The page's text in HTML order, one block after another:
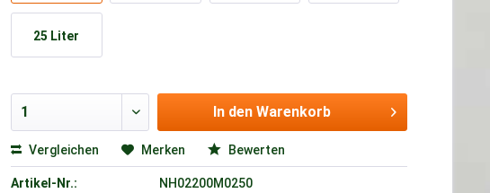
25 Liter
In den Warenkorb
Vergleichen Merken Bewerten
Artikel-Nr.: NH02200M0250